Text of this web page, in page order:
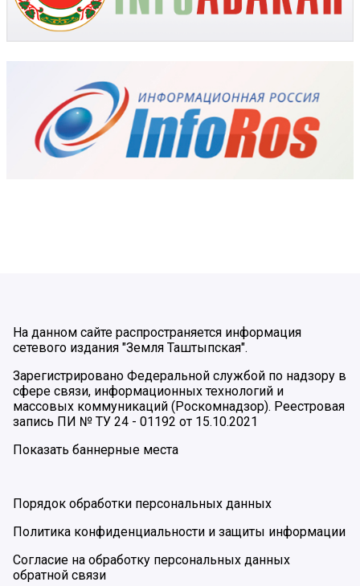
На данном сайте распространяется информация
сетевого издания "Земля Таштыпская".
Зарегистрировано Федеральной службой по надзору в
сфере связи, информационных технологий и
массовых коммуникаций (Роскомнадзор). Реестровая
запись ПИ № ТУ 24 - 01192 от 15.10.2021
Показать баннерные места
Порядок обработки персональных данных
Политика конфиденциальности и защиты информации
Согласие на обработку персональных данных
обратной связи